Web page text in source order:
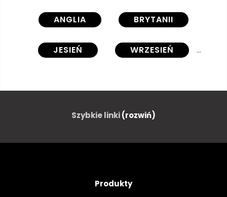
ANGLIA BRYTANII
JESIEŃ WRZESIEŃ
WIRGINIA WODA
SCENICZNY NATURA
Szybkie linki(rozwiń)
Produkty